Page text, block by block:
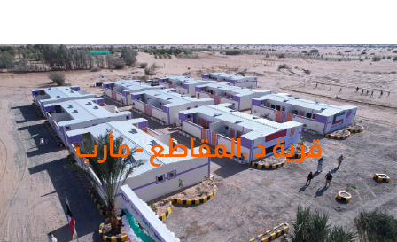
قرية د .المقاطع - مأرب